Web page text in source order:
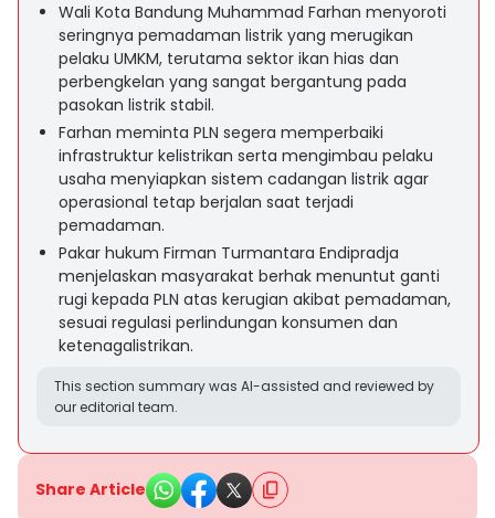
Wali Kota Bandung Muhammad Farhan menyoroti
seringnya pemadaman listrik yang merugikan
pelaku UMKM, terutama sektor ikan hias dan
perbengkelan yang sangat bergantung pada
pasokan listrik stabil.
Farhan meminta PLN segera memperbaiki
infrastruktur kelistrikan serta mengimbau pelaku
usaha menyiapkan sistem cadangan listrik agar
operasional tetap berjalan saat terjadi
pemadaman.
Pakar hukum Firman Turmantara Endipradja
menjelaskan masyarakat berhak menuntut ganti
rugi kepada PLN atas kerugian akibat pemadaman,
sesuai regulasi perlindungan konsumen dan
ketenagalistrikan.
This section summary was AI-assisted and reviewed by
our editorial team.
Share Article